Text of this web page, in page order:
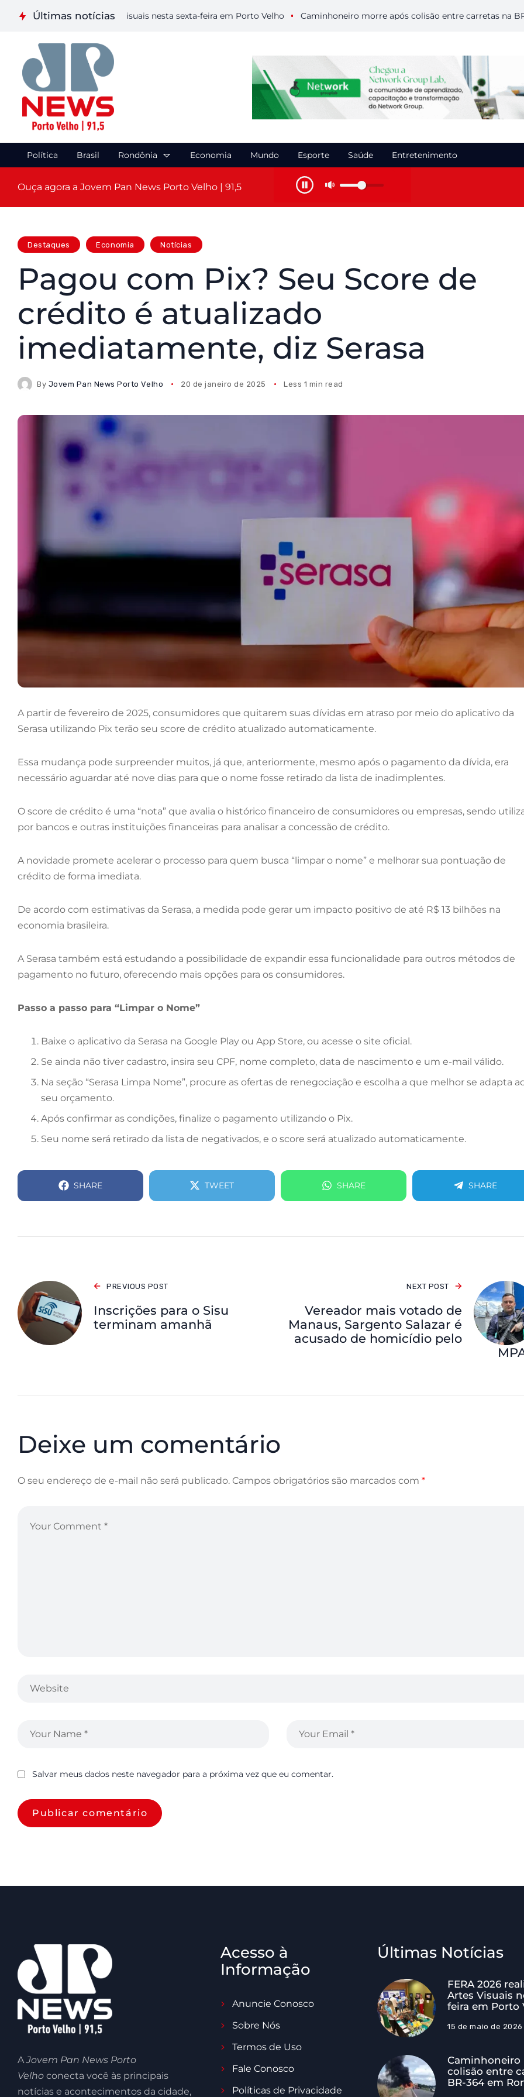
Últimas notícias
realiza etapa de Artes Visuais nesta sexta-feira em Porto Velho Caminhoneiro morre após colisão entre carretas na BR-364
Política Brasil Rondônia Economia Mundo Esporte Saúde Entretenimento
Ouça agora a Jovem Pan News Porto Velho | 91,5
Destaques Economia Notícias
Pagou com Pix? Seu Score de
crédito é atualizado
imediatamente, diz Serasa
By Jovem Pan News Porto Velho 20 de janeiro de 2025 Less 1 min read
A partir de fevereiro de 2025, consumidores que quitarem suas dívidas em atraso por meio do aplicativo da
Serasa utilizando Pix terão seu score de crédito atualizado automaticamente.
Essa mudança pode surpreender muitos, já que, anteriormente, mesmo após o pagamento da dívida, era
necessário aguardar até nove dias para que o nome fosse retirado da lista de inadimplentes.
O score de crédito é uma “nota” que avalia o histórico financeiro de consumidores ou empresas, sendo
por bancos e outras instituições financeiras para analisar a concessão de crédito.
A novidade promete acelerar o processo para quem busca “limpar o nome” e melhorar sua pontuação de
crédito de forma imediata.
De acordo com estimativas da Serasa, a medida pode gerar um impacto positivo de até R$ 13 bilhões na
economia brasileira.
A Serasa também está estudando a possibilidade de expandir essa funcionalidade para outros métodos de
pagamento no futuro, oferecendo mais opções para os consumidores.
Passo a passo para “Limpar o Nome”
Baixe o aplicativo da Serasa na Google Play ou App Store, ou acesse o site oficial.
Se ainda não tiver cadastro, insira seu CPF, nome completo, data de nascimento e um e-mail válido.
Na seção “Serasa Limpa Nome”, procure as ofertas de renegociação e escolha a que melhor se adapta
seu orçamento.
Após confirmar as condições, finalize o pagamento utilizando o Pix.
Seu nome será retirado da lista de negativados, e o score será atualizado automaticamente.
SHARE TWEET SHARE SHARE
PREVIOUS POST
Inscrições para o Sisu
terminam amanhã
NEXT POST
Vereador mais votado de
Manaus, Sargento Salazar é
acusado de homicídio pelo
Deixe um comentário
O seu endereço de e-mail não será publicado. Campos obrigatórios são marcados com *
Salvar meus dados neste navegador para a próxima vez que eu comentar.
AJovem Pan News Porto
Velho conecta você às principais
notícias e acontecimentos da cidade,
Acesso à
Informação
Anuncie Conosco
Sobre Nós
Termos de Uso
Fale Conosco
Políticas de Privacidade
Últimas Notícias
FERA 2026
Artes Visuais
feira em Porto
15 de maio de 2026
Caminhoneiro
colisão entre
BR-364 em